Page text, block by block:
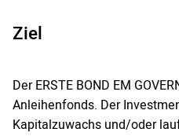
Ziel
Der ERSTE BOND EM
Anleihenfonds. Der
Kapitalzuwachs und/oder